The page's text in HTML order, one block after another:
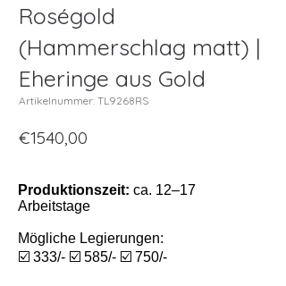
Roségold
(Hammerschlag matt) |
Eheringe aus Gold
Artikelnummer: TL9268RS
€1540,00
Produktionszeit: ca. 12–17
Arbeitstage
Mögliche Legierungen:
☑️ 333/- ☑️ 585/- ☑️ 750/-